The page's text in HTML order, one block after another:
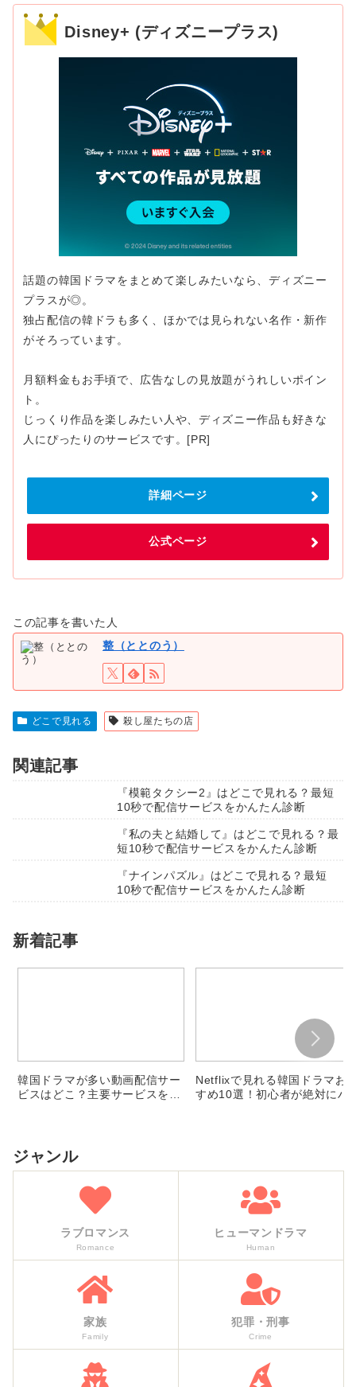
Disney+ (ディズニープラス)
話題の韓国ドラマをまとめて楽しみたいなら、ディズニー
プラスが◎。
独占配信の韓ドラも多く、ほかでは見られない名作・新作
がそろっています。
月額料金もお手頃で、広告なしの見放題がうれしいポイン
ト。
じっくり作品を楽しみたい人や、ディズニー作品も好きな
人にぴったりのサービスです。[PR]
詳細ページ
公式ページ
この記事を書いた人
整（ととのう）
どこで見れる 殺し屋たちの店
関連記事
『模範タクシー2』はどこで見れる？最短
10秒で配信サービスをかんたん診断
『私の夫と結婚して』はどこで見れる？最
短10秒で配信サービスをかんたん診断
『ナインパズル』はどこで見れる？最短
10秒で配信サービスをかんたん診断
新着記事
韓国ドラマが多い動画配信サー
ビスはどこ？主要サービスを比
Netflixで見れる韓国ドラマお
すめ10選！初心者が絶対にハ
ジャンル
ラブロマンス
Romance
ヒューマンドラマ
Human
家族
Family
犯罪・刑事
Crime